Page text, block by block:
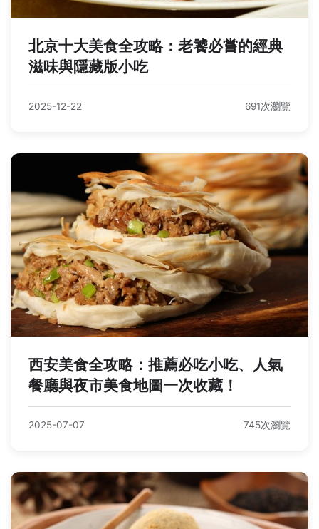
北京十大美食全攻略：老饕必嘗的經典
滋味與隱藏版小吃
2025-12-22 691次瀏覽
西安美食全攻略：推薦必吃小吃、人氣
餐廳與夜市美食地圖一次收藏！
2025-07-07 745次瀏覽